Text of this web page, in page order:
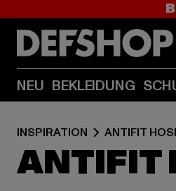
NEU BEKLEIDUNG
INSPIRATION ANTIFIT
ANTIFIT